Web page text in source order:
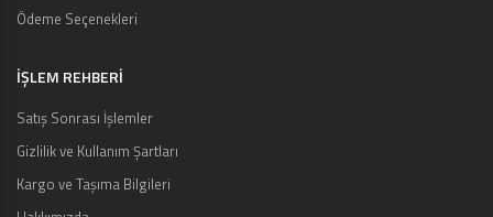
Ödeme Seçenekleri
İŞLEM REHBERİ
Satış Sonrası İşlemler
Gizlilik ve Kullanım Şartları
Kargo ve Taşıma Bilgileri